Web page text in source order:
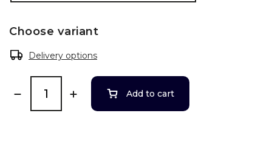
Choose variant
Delivery options
Add to cart